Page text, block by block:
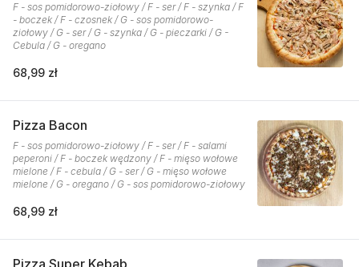
F - sos pomidorowo-ziołowy / F - ser / F - szynka / F
- boczek / F - czosnek / G - sos pomidorowo-
ziołowy / G - ser / G - szynka / G - pieczarki / G -
Cebula / G - oregano
68,99 zł
Pizza Bacon
F - sos pomidorowo-ziołowy / F - ser / F - salami
peperoni / F - boczek wędzony / F - mięso wołowe
mielone / F - cebula / G - ser / G - mięso wołowe
mielone / G - oregano / G - sos pomidorowo-ziołowy
68,99 zł
Pizza Super Kebab